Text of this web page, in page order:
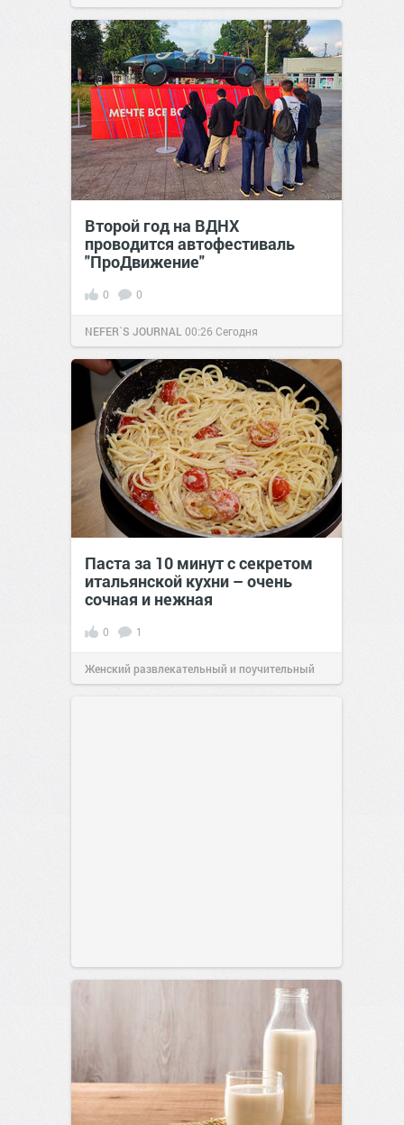
сайт.23:42Вчера
Второй год на ВДНХ
проводится автофестиваль
"ПроДвижение"
0 0
NEFER`S JOURNAL 00:26Сегодня
Паста за 10 минут с секретом
итальянской кухни – очень
сочная и нежная
0 1
Женский развлекательный и поучительный